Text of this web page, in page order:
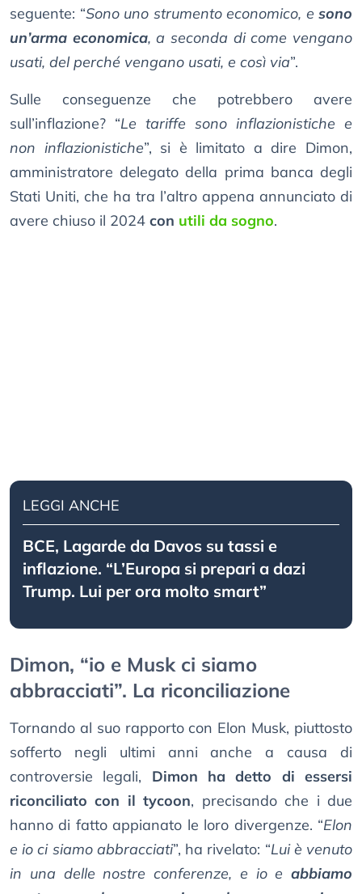
seguente: “Sono uno strumento economico, e sono
un’arma economica, a seconda di come vengano
usati, del perché vengano usati, e così via”.
Sulle conseguenze che potrebbero avere
sull’inflazione? “Le tariffe sono inflazionistiche e
non inflazionistiche”, si è limitato a dire Dimon,
amministratore delegato della prima banca degli
Stati Uniti, che ha tra l’altro appena annunciato di
avere chiuso il 2024 con utili da sogno.
LEGGI ANCHE
BCE, Lagarde da Davos su tassi e
inflazione. “L’Europa si prepari a dazi
Trump. Lui per ora molto smart”
Dimon, “io e Musk ci siamo
abbracciati”. La riconciliazione
Tornando al suo rapporto con Elon Musk, piuttosto
sofferto negli ultimi anni anche a causa di
controversie legali, Dimon ha detto di essersi
riconciliato con il tycoon, precisando che i due
hanno di fatto appianato le loro divergenze. “Elon
e io ci siamo abbracciati”, ha rivelato: “Lui è venuto
in una delle nostre conferenze, e io e abbiamo